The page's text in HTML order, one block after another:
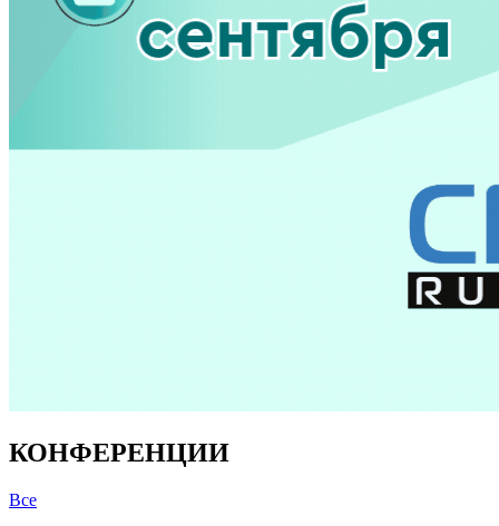
КОНФЕРЕНЦИИ
Все